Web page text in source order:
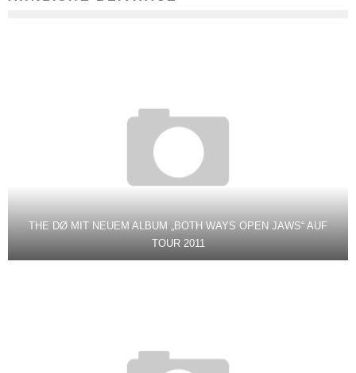
THE DØ MIT NEUEM ALBUM „BOTH WAYS OPEN JAWS“ AUF
TOUR 2011